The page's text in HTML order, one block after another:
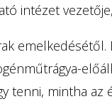
intézet
emelkedésétől.
mintha az